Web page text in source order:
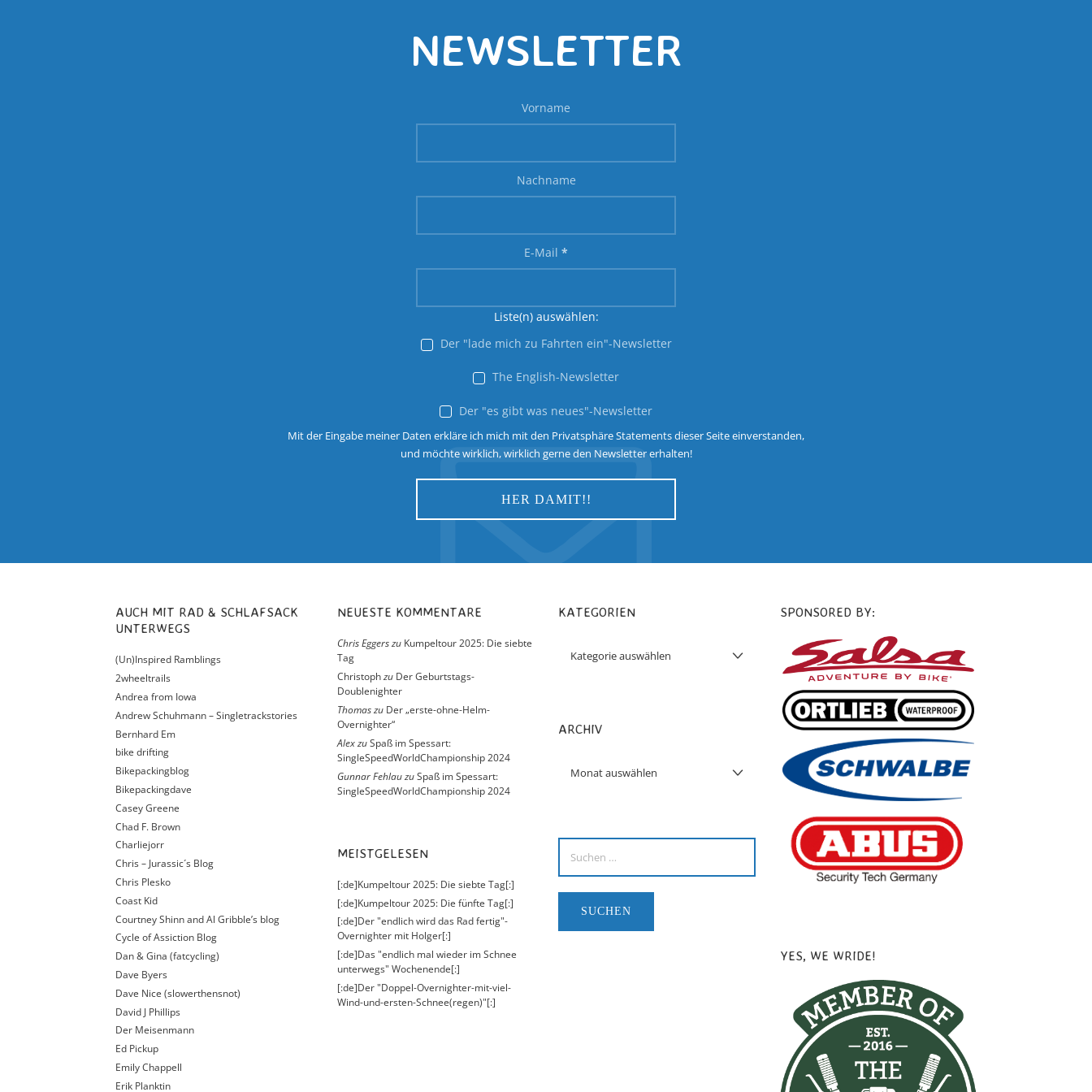
NEWSLETTER
Vorname
Nachname
E-Mail *
Liste(n) auswählen:
Der "lade mich zu Fahrten ein"-Newsletter
The English-Newsletter
Der "es gibt was neues"-Newsletter
Mit der Eingabe meiner Daten erkläre ich mich mit den Privatsphäre Statements dieser Seite einverstanden,
und möchte wirklich, wirklich gerne den Newsletter erhalten!
AUCH MIT RAD & SCHLAFSACK
UNTERWEGS
(Un)Inspired Ramblings
2wheeltrails
Andrea from Iowa
Andrew Schuhmann – Singletrackstories
Bernhard Em
bike drifting
Bikepackingblog
Bikepackingdave
Casey Greene
Chad F. Brown
Charliejorr
Chris – Jurassic´s Blog
Chris Plesko
Coast Kid
Courtney Shinn and Al Gribble’s blog
Cycle of Assiction Blog
Dan & Gina (fatcycling)
Dave Byers
Dave Nice (slowerthensnot)
David J Phillips
Der Meisenmann
Ed Pickup
Emily Chappell
Erik Planktin
NEUESTE KOMMENTARE
Chris Eggerszu Kumpeltour 2025: Die siebte
Tag
Christophzu Der Geburtstags-
Doublenighter
Thomaszu Der „erste-ohne-Helm-
Overnighter“
AlexzuSpaß im Spessart:
SingleSpeedWorldChampionship 2024
Gunnar FehlauzuSpaß im Spessart:
SingleSpeedWorldChampionship 2024
MEISTGELESEN
[:de]Kumpeltour 2025: Die siebte Tag[:]
[:de]Kumpeltour 2025: Die fünfte Tag[:]
[:de]Der "endlich wird das Rad fertig"-
Overnighter mit Holger[:]
[:de]Das "endlich mal wieder im Schnee
unterwegs" Wochenende[:]
[:de]Der "Doppel-Overnighter-mit-viel-
Wind-und-ersten-Schnee(regen)"[:]
KATEGORIEN
ARCHIV
SPONSORED BY:
YES, WE WRIDE!